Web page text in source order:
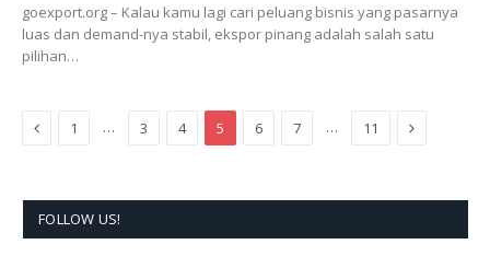
goexport.org – Kalau kamu lagi cari peluang bisnis yang pasarnya
luas dan demand-nya stabil, ekspor pinang adalah salah satu
pilihan…
Previous
1 … 3 4 5 6 7 … 11 Next
FOLLOW US!